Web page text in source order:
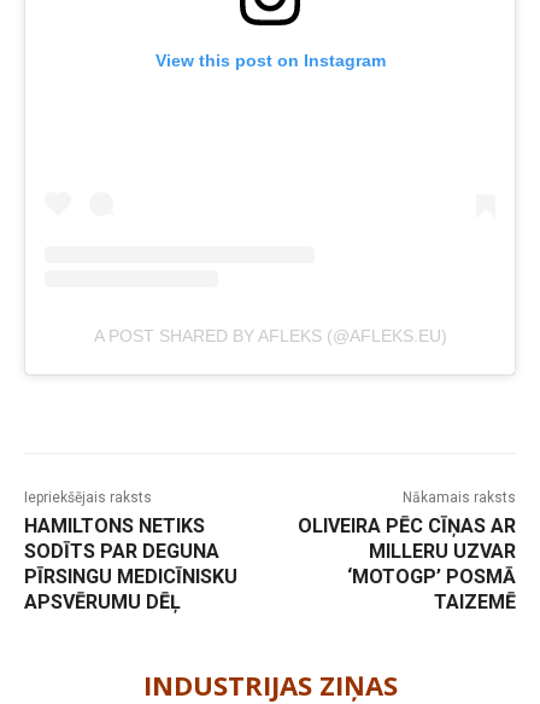
View this post on Instagram
A POST SHARED BY AFLEKS (@AFLEKS.EU)
Iepriekšējais raksts
HAMILTONS NETIKS
SODĪTS PAR DEGUNA
PĪRSINGU MEDICĪNISKU
APSVĒRUMU DĒĻ
Nākamais raksts
OLIVEIRA PĒC CĪŅAS AR
MILLERU UZVAR
‘MOTOGP’ POSMĀ
TAIZEMĒ
INDUSTRIJAS ZIŅAS